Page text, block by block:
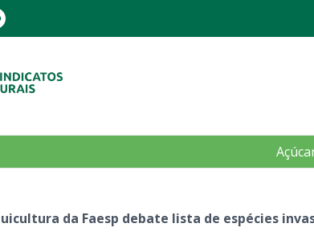
da Faesp debate lista de espécies